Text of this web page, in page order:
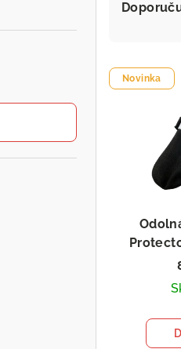
a
e
V
ý
Novinka
výměna